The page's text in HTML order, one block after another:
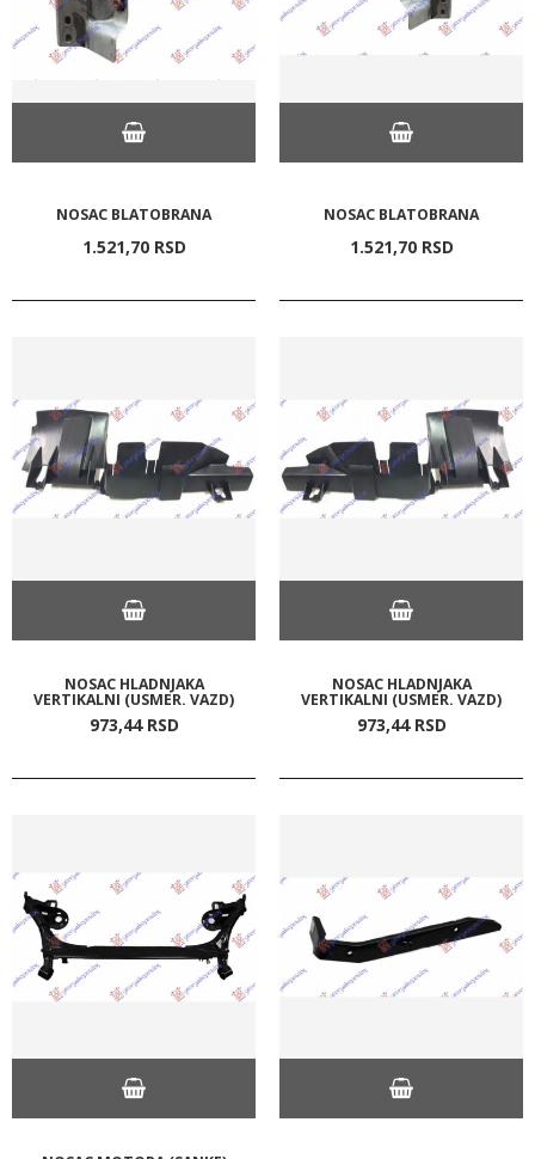
NOSAC BLATOBRANA
1.521,70 RSD
NOSAC BLATOBRANA
1.521,70 RSD
NOSAC HLADNJAKA
VERTIKALNI (USMER. VAZD)
973,44 RSD
NOSAC HLADNJAKA
VERTIKALNI (USMER. VAZD)
973,44 RSD